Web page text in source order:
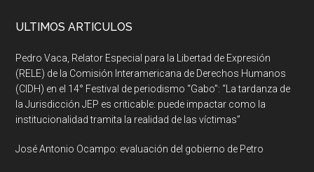
ULTIMOS ARTICULOS
Pedro Vaca, Relator Especial para la Libertad de Expresión
(RELE) de la Comisión Interamericana de Derechos Humanos
(CIDH) en el 14° Festival de periodismo “Gabo”: “La tardanza de
la Jurisdicción JEP es criticable: puede impactar como la
institucionalidad tramita la realidad de las víctimas”
José Antonio Ocampo: evaluación del gobierno de Petro